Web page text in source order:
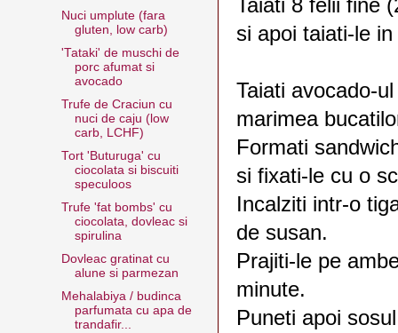
Taiati 8 felii fine
si apoi taiati-le
Taiati avocado-
marimea
Formati
si fixati-le cu o
Incalziti intr-o
de susan.
Prajiti-le pe
minute.
Puneti apoi
Nuci umplute (fara
gluten, low carb)
'Tataki' de muschi de
porc afumat si
avocado
Trufe de Craciun cu
nuci de caju (low
carb, LCHF)
Tort 'Buturuga' cu
ciocolata si biscuiti
speculoos
Trufe 'fat bombs' cu
ciocolata, dovleac si
spirulina
Dovleac gratinat cu
alune si parmezan
Mehalabiya / budinca
parfumata cu apa de
trandafir...